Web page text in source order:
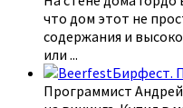
что дом этот не
содержания и
или ...
Бирфест.
Программист